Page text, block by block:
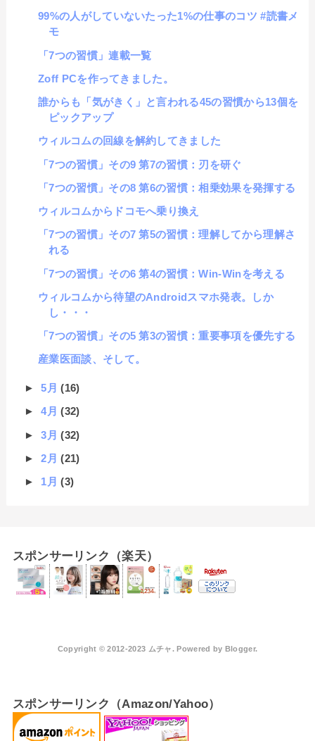
99%の人がしていないたった1%の仕事のコツ #読書メ
モ
「7つの習慣」連載一覧
Zoff PCを作ってきました。
誰からも「気がきく」と言われる45の習慣から13個を
ピックアップ
ウィルコムの回線を解約してきました
「7つの習慣」その9 第7の習慣：刃を研ぐ
「7つの習慣」その8 第6の習慣：相乗効果を発揮する
ウィルコムからドコモへ乗り換え
「7つの習慣」その7 第5の習慣：理解してから理解さ
れる
「7つの習慣」その6 第4の習慣：Win-Winを考える
ウィルコムから待望のAndroidスマホ発表。しか
し・・・
「7つの習慣」その5 第3の習慣：重要事項を優先する
産業医面談、そして。
►5月(16)
►4月(32)
►3月(32)
►2月(21)
► 1月(3)
スポンサーリンク（楽天）
Copyright © 2012-2023 ムチャ. Powered by Blogger.
スポンサーリンク（Amazon/Yahoo）